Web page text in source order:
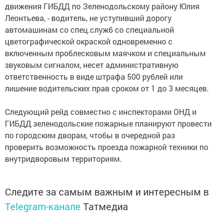
движения ГИБДД по Зеленодольскому району Юлия
Леонтьева, - водитель, не уступивший дорогу
автомашинам со спец.служб со специальной
цветографической окраской одновременно с
включенным проблесковым маячком и специальным
звуковым сигналом, несет административную
ответственность в виде штрафа 500 рублей или
лишение водительских прав сроком от 1 до 3 месяцев.
Следующий рейд совместно с инспекторами ОНД и
ГИБДД зеленодольские пожарные планируют провести
по городским дворам, чтобы в очередной раз
проверить возможность проезда пожарной техники по
внутридворовым территориям.
Следите за самым важным и интересным в
Telegram-канале Татмедиа